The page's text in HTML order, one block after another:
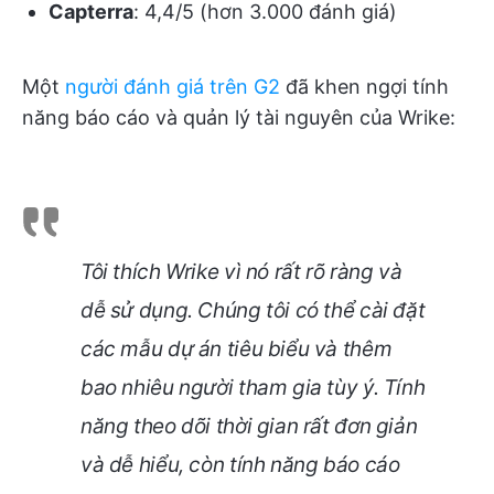
Capterra: 4,4/5 (hơn 3.000 đánh giá)
Một người đánh giá trên G2 đã khen ngợi tính
năng báo cáo và quản lý tài nguyên của Wrike:
Tôi thích Wrike vì nó rất rõ ràng và
dễ sử dụng. Chúng tôi có thể cài đặt
các mẫu dự án tiêu biểu và thêm
bao nhiêu người tham gia tùy ý. Tính
năng theo dõi thời gian rất đơn giản
và dễ hiểu, còn tính năng báo cáo